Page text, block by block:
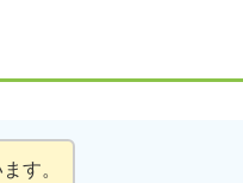
す。